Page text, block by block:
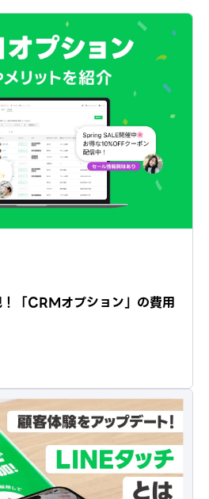
「CRMオプション」の費用